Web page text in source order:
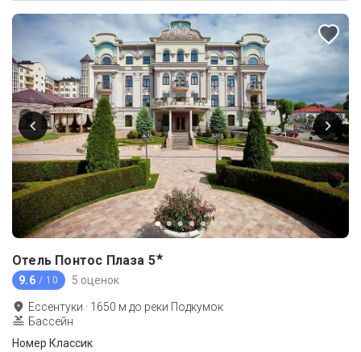
Отель Понтос Плаза 5★
9.6 / 10 5 оценок
Ессентуки · 1650 м до реки Подкумок
Бассейн
Номер Классик